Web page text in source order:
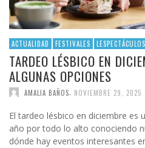
ACTUALIDAD FESTIVALES LESPECTÁCULOS
TARDEO LÉSBICO EN
ALGUNAS OPCIONES
AMALIA BAÑOS NOVIEMBRE 29, 2025
El tardeo lésbico en diciembre es
año por todo lo alto conociendo
dónde hay eventos interesantes